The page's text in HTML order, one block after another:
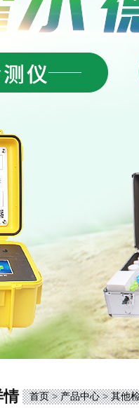
情 首页>产品中心>其他